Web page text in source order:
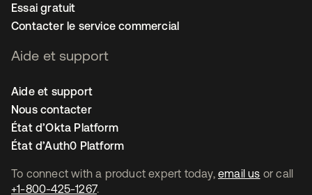
To connect with a product expert today, email us or call
+1-800-425-1267.
Essai gratuit
Contacter le service commercial
Aide et support
Aide et support
Nous contacter
État d’Okta Platform
État d’Auth0 Platform